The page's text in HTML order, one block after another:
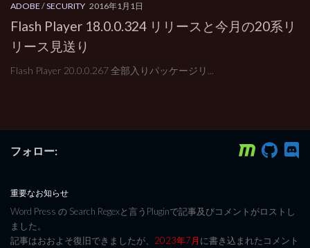
ADOBE/SECURITY 2016年1月1日
Flash Player 18.0.0.324 リリースと今月の20系リ
リース見送り
Flash Player 20.0.0.267 全部入りパッケージリ...
フォロー:
重要なお知らせ
Word Press の Search Regexと言うPluginで記事及びコメントがロストし
ました。
記事はおおよそ復旧できましたが、 2023年7月に書き込まれたコメント